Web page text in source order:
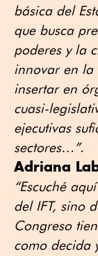
básica del
que busca
poderes y la
innovar en la
insertar en
cuasi-
ejecutivas
sectores…”.
Adriana
“Escuché
del IFT, sino
Congreso
como decida